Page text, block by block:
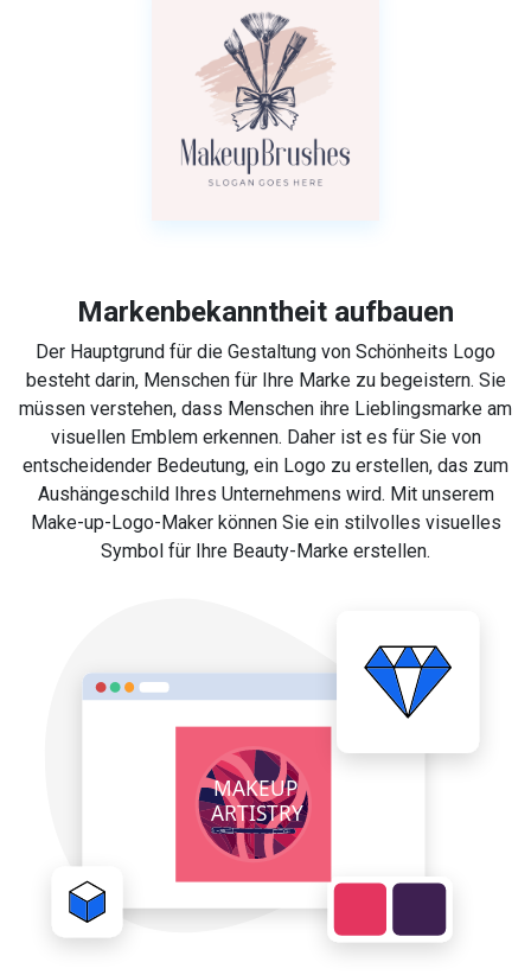
Markenbekanntheit aufbauen
Der Hauptgrund für die Gestaltung von Schönheits Logo
besteht darin, Menschen für Ihre Marke zu begeistern. Sie
müssen verstehen, dass Menschen ihre Lieblingsmarke am
visuellen Emblem erkennen. Daher ist es für Sie von
entscheidender Bedeutung, ein Logo zu erstellen, das zum
Aushängeschild Ihres Unternehmens wird. Mit unserem
Make-up-Logo-Maker können Sie ein stilvolles visuelles
Symbol für Ihre Beauty-Marke erstellen.